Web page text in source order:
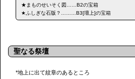
★まものせいそく図……B2の宝箱
★ふしぎな石版？………B3[壇上]の宝箱
聖なる祭壇
*地上に出て紋章のあるところ